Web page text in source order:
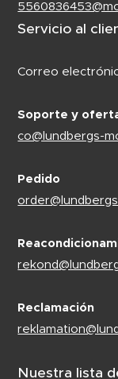
Servicio al
Correo
Soporte y
co@lundbergs-
Pedido
Reclamación
Nuestra lista